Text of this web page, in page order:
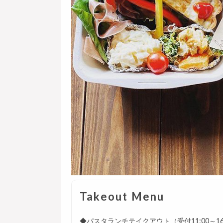
Takeout Menu
◆パスタランチテイクアウト（受付11:00～